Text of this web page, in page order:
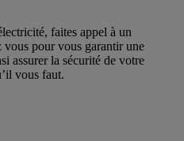
faites appel à un
pour vous garantir une
assurer la sécurité de votre
vous faut.